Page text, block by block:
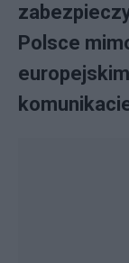
Polsce